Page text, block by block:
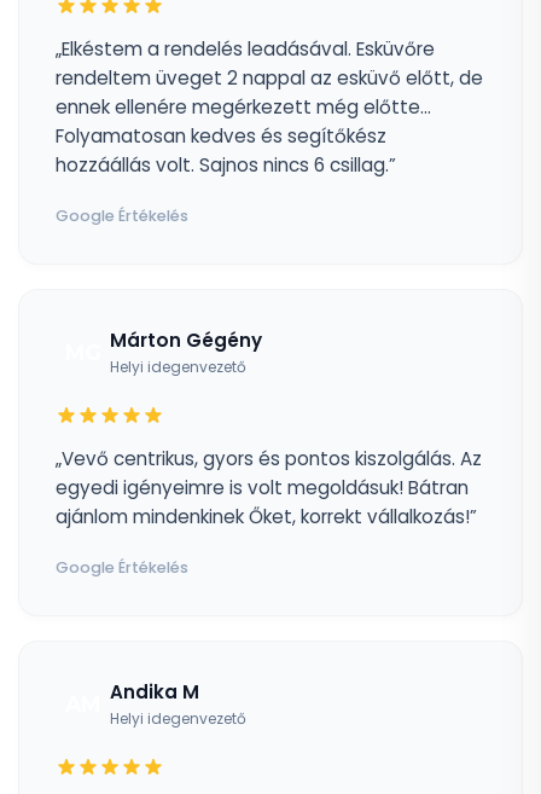
„Elkéstem a rendelés leadásával. Esküvőre
rendeltem üveget 2 nappal az esküvő előtt, de
ennek ellenére megérkezett még előtte...
Folyamatosan kedves és segítőkész
hozzáállás volt. Sajnos nincs 6 csillag.”
Google Értékelés
Márton Gégény
Helyi idegenvezető
„Vevő centrikus, gyors és pontos kiszolgálás. Az
egyedi igényeimre is volt megoldásuk! Bátran
ajánlom mindenkinek Őket, korrekt vállalkozás!”
Google Értékelés
Andika M
Helyi idegenvezető